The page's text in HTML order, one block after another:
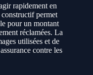
rapidement en
permet
pour un montant
réclamées. La
utilisées et de
contre les